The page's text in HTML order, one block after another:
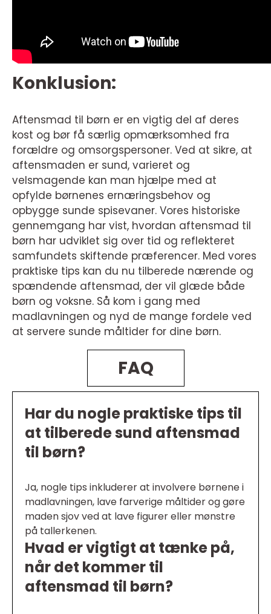
Konklusion:
Aftensmad til børn er en vigtig del af deres
kost og bør få særlig opmærksomhed fra
forældre og omsorgspersoner. Ved at sikre, at
aftensmaden er sund, varieret og
velsmagende kan man hjælpe med at
opfylde børnenes ernæringsbehov og
opbygge sunde spisevaner. Vores historiske
gennemgang har vist, hvordan aftensmad til
børn har udviklet sig over tid og reflekteret
samfundets skiftende præferencer. Med vores
praktiske tips kan du nu tilberede nærende og
spændende aftensmad, der vil glæde både
børn og voksne. Så kom i gang med
madlavningen og nyd de mange fordele ved
at servere sunde måltider for dine børn.
FAQ
Har du nogle praktiske tips til
at tilberede sund aftensmad
til børn?
Ja, nogle tips inkluderer at involvere børnene i
madlavningen, lave farverige måltider og gøre
maden sjov ved at lave figurer eller mønstre
på tallerkenen.
Hvad er vigtigt at tænke på,
når det kommer til
aftensmad til børn?